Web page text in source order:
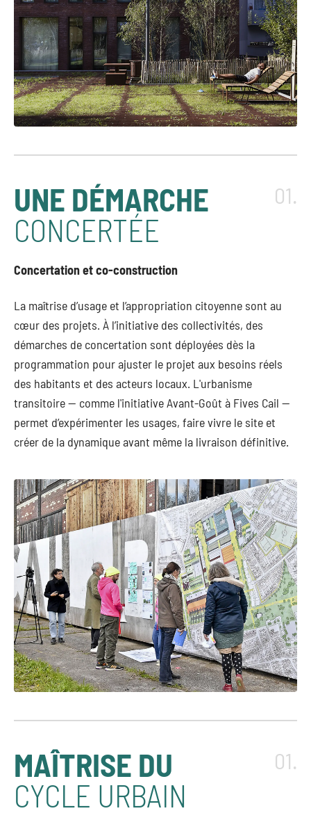
01.
UNE DÉMARCHE
CONCERTÉE
Concertation et co-construction
La maîtrise d’usage et l’appropriation citoyenne sont au
cœur des projets. À l’initiative des collectivités, des
démarches de concertation sont déployées dès la
programmation pour ajuster le projet aux besoins réels
des habitants et des acteurs locaux. L'urbanisme
transitoire — comme l'initiative Avant-Goût à Fives Cail —
permet d’expérimenter les usages, faire vivre le site et
créer de la dynamique avant même la livraison définitive.
01.
MAÎTRISE DU
CYCLE URBAIN